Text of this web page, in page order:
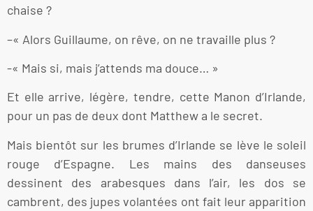
chaise ?
–« Alors Guillaume, on rêve, on ne travaille plus ?
-« Mais si, mais j’attends ma douce… »
Et elle arrive, légère, tendre, cette Manon d’Irlande,
pour un pas de deux dont Matthew a le secret.
Mais bientôt sur les brumes d’Irlande se lève le soleil
rouge d’Espagne. Les mains des danseuses
dessinent des arabesques dans l’air, les dos se
cambrent, des jupes volantées ont fait leur apparition